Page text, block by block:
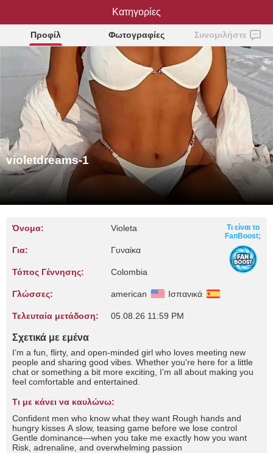
violetdreams-1
Προφίλ Φωτογραφίες Συνομιλήστε
violetdreams-1
Όνομα: Violeta
Για: Γυναίκα
Τόπος Γέννησης: Colombia
Γλώσσες: american Ισπανικά
Τελευταία μετάδοση: 05.08.26 11:59 PM
Τι είναι το
FanBoost;
Σχετικά με εμένα
I’m a fun, flirty, and open-minded girl who loves meeting new
people and sharing good vibes. Whether you're here for a little
chat or something a bit more exciting, I’m all about making you
feel comfortable and entertained.
Τι με κάνει να καυλώνω:
Confident men who know what they want Rough hands and
hungry kisses A slow, teasing game before we lose control
Gentle dominance—when you take me exactly how you want
Risk, adrenaline, and overwhelming passion
Κατηγορίες